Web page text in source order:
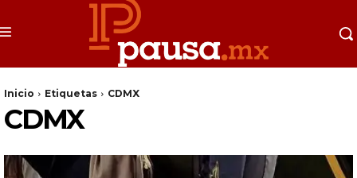
Inicio Etiquetas CDMX
CDMX